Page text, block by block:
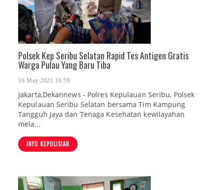
Polsek Kep Seribu Selatan Rapid Tes Antigen Gratis
Warga Pulau Yang Baru Tiba
16 May 2021 16:59
Jakarta,Dekannews - Polres Kepulauan Seribu, Polsek
Kepulauan Seribu Selatan bersama Tim Kampung
Tangguh Jaya dan Tenaga Kesehatan kewilayahan
mela...
INFO KEPOLISIAN